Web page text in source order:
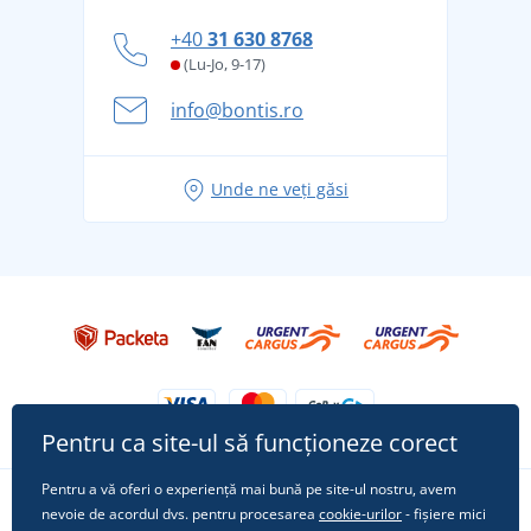
și în siguranță
Aventura de vară începe cu bagajul - pregătiți-vă
pentru vacanță fără griji
Tricoul preferat City în rol principal: ținute pentru
+4031 630 8768
(Lu-Jo, 9-17)
info@bontis.ro
Unde ne veți găsi
Urmărește-ne pe rețelele sociale
Pentru ca site-ul să funcționeze corect
Pentru a vă oferi o experiență mai bună pe site-ul nostru, avem
nevoie de acordul dvs. pentru procesarea cookie-urilor- fișiere mici